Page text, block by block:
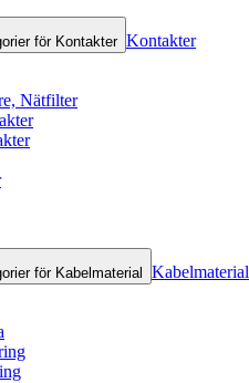
för Kontakter Kontakter
Nätfilter
för Kabelmaterial Kabelmaterial